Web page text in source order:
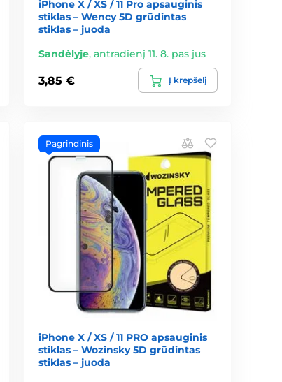
iPhone X / XS / 11 Pro apsauginis
stiklas – Wency 5D grūdintas
stiklas – juoda
Sandėlyje,antradienį 11. 8. pas jus
3,85 € Į krepšelį
Pagrindinis
iPhone X / XS / 11 PRO apsauginis
stiklas – Wozinsky 5D grūdintas
stiklas – juoda